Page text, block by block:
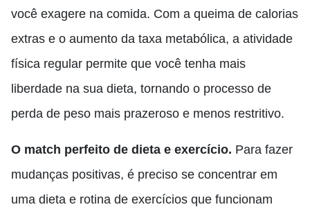
você exagere na comida. Com a queima de calorias
extras e o aumento da taxa metabólica, a atividade
física regular permite que você tenha mais
liberdade na sua dieta, tornando o processo de
perda de peso mais prazeroso e menos restritivo.
O match perfeito de dieta e exercício. Para fazer
mudanças positivas, é preciso se concentrar em
uma dieta e rotina de exercícios que funcionam